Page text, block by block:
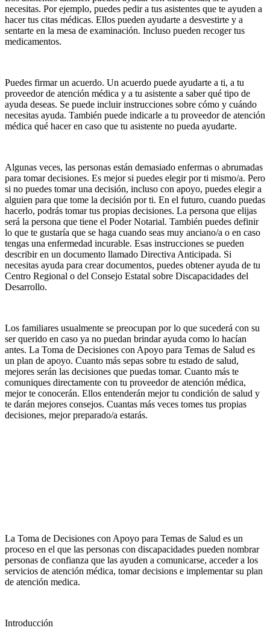
necesitas. Por ejemplo, puedes pedir a tus asistentes que te ayuden a
hacer tus citas médicas. Ellos pueden ayudarte a desvestirte y a
sentarte en la mesa de examinación. Incluso pueden recoger tus
medicamentos.
Puedes firmar un acuerdo. Un acuerdo puede ayudarte a ti, a tu
proveedor de atención médica y a tu asistente a saber qué tipo de
ayuda deseas. Se puede incluir instrucciones sobre cómo y cuándo
necesitas ayuda. También puede indicarle a tu proveedor de atención
médica qué hacer en caso que tu asistente no pueda ayudarte.
Algunas veces, las personas están demasiado enfermas o abrumadas
para tomar decisiones. Es mejor si puedes elegir por ti mismo/a. Pero
si no puedes tomar una decisión, incluso con apoyo, puedes elegir a
alguien para que tome la decisión por ti. En el futuro, cuando puedas
hacerlo, podrás tomar tus propias decisiones. La persona que elijas
será la persona que tiene el Poder Notarial. También puedes definir
lo que te gustaría que se haga cuando seas muy anciano/a o en caso
tengas una enfermedad incurable. Esas instrucciones se pueden
describir en un documento llamado Directiva Anticipada. Si
necesitas ayuda para crear documentos, puedes obtener ayuda de tu
Centro Regional o del Consejo Estatal sobre Discapacidades del
Desarrollo.
Los familiares usualmente se preocupan por lo que sucederá con su
ser querido en caso ya no puedan brindar ayuda como lo hacían
antes. La Toma de Decisiones con Apoyo para Temas de Salud es
un plan de apoyo. Cuanto más sepas sobre tu estado de salud,
mejores serán las decisiones que puedas tomar. Cuanto más te
comuniques directamente con tu proveedor de atención médica,
mejor te conocerán. Ellos entenderán mejor tu condición de salud y
te darán mejores consejos. Cuantas más veces tomes tus propias
decisiones, mejor preparado/a estarás.
La Toma de Decisiones con Apoyo para Temas de Salud es un
proceso en el que las personas con discapacidades pueden nombrar
personas de confianza que las ayuden a comunicarse, acceder a los
servicios de atención médica, tomar decisions e implementar su plan
de atención medica.
Introducción